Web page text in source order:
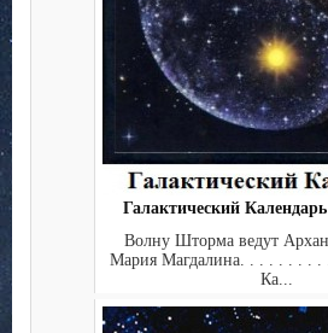
Галактический
Волну Шторма ведут
Мария Магдалина. . . . . . . . .
Ка...